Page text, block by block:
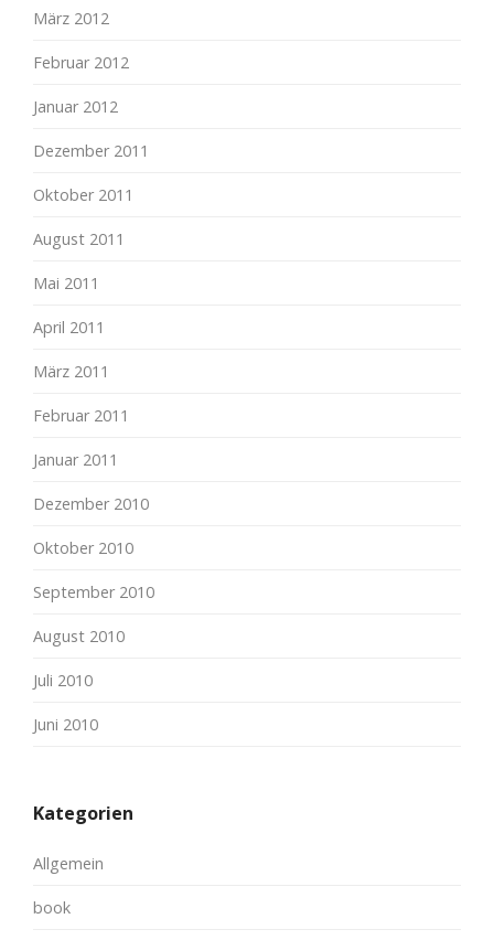
März 2012
Februar 2012
Januar 2012
Dezember 2011
Oktober 2011
August 2011
Mai 2011
April 2011
März 2011
Februar 2011
Januar 2011
Dezember 2010
Oktober 2010
September 2010
August 2010
Juli 2010
Juni 2010
Kategorien
Allgemein
book